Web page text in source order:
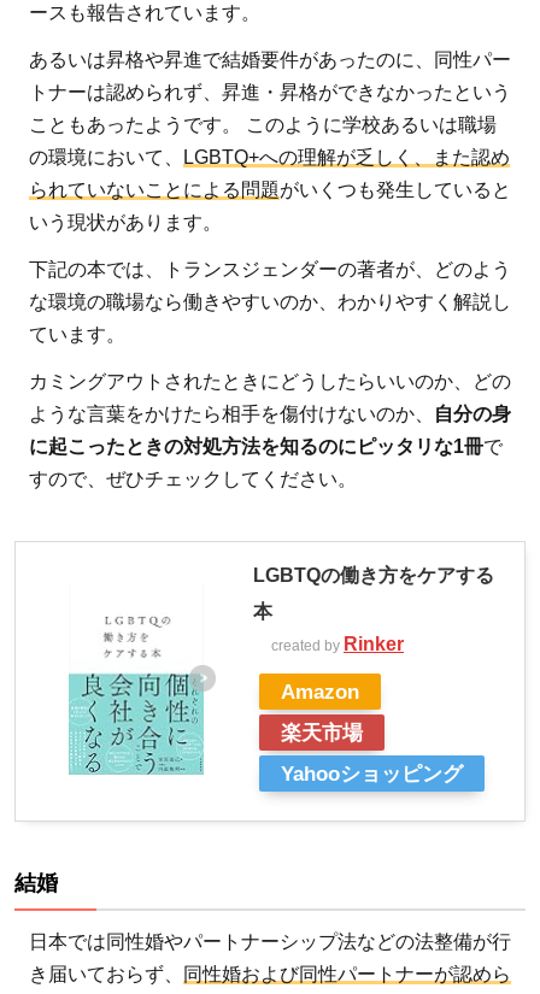
ースも報告されています。
あるいは昇格や昇進で結婚要件があったのに、同性パー
トナーは認められず、昇進・昇格ができなかったという
こともあったようです。 このように学校あるいは職場
の環境において、
LGBTQ+への理解が乏しく、また認め
られていないことによる問題がいくつも発生していると
いう現状があります。
下記の本では、トランスジェンダーの著者が、どのよう
な環境の職場なら働きやすいのか、わかりやすく解説し
ています。
カミングアウトされたときにどうしたらいいのか、どの
ような言葉をかけたら相手を傷付けないのか、
自分の身
に起こったときの対処方法を知るのにピッタリな1冊で
すので、ぜひチェックしてください。
LGBTQの働き方をケアする
本
created by Rinker
Amazon
楽天市場
Yahooショッピング
結婚
日本では同性婚やパートナーシップ法などの法整備が行
き届いておらず、
同性婚および同性パートナーが認めら